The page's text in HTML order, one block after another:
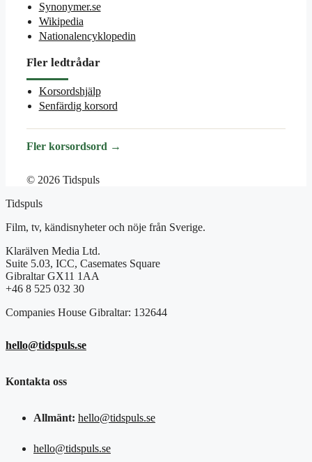
Synonymer.se
Wikipedia
Nationalencyklopedin
Fler ledtrådar
Korsordshjälp
Senfärdig korsord
Fler korsordsord →
© 2026 Tidspuls
Tidspuls
Film, tv, kändisnyheter och nöje från Sverige.
Klarälven Media Ltd.
Suite 5.03, ICC, Casemates Square
Gibraltar GX11 1AA
+46 8 525 032 30
Companies House Gibraltar: 132644
hello@tidspuls.se
Kontakta oss
Allmänt: hello@tidspuls.se
hello@tidspuls.se